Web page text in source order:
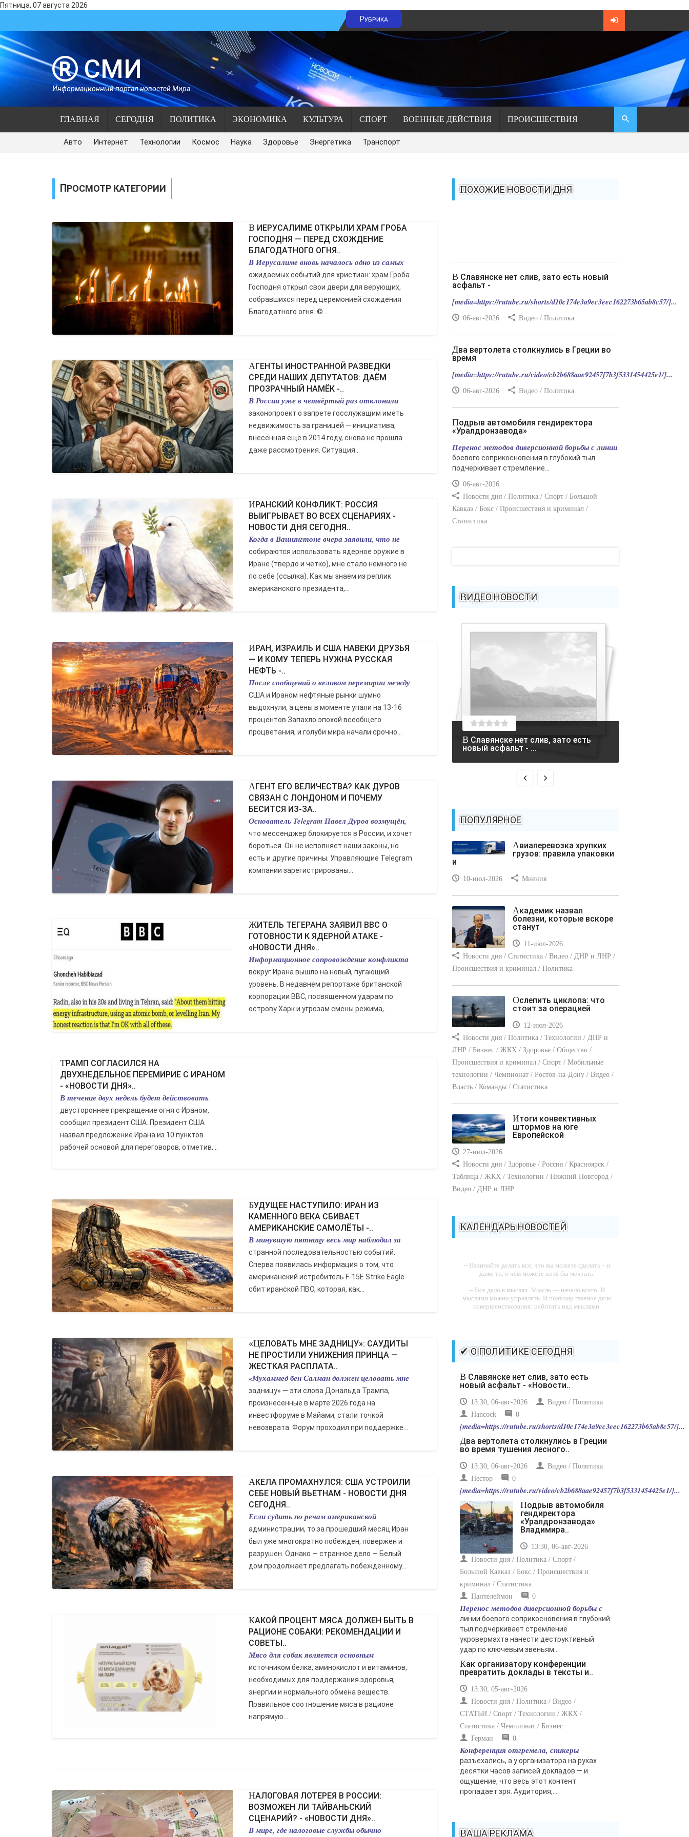
Пятница, 07 августа 2026
Рубрика
СМИ
Информационный портал новостей Мира
ГЛАВНАЯ СЕГОДНЯ ПОЛИТИКА ЭКОНОМИКА КУЛЬТУРА СПОРТ ВОЕННЫЕ ДЕЙСТВИЯ ПРОИСШЕСТВИЯ
Авто Интернет Технологии Космос Наука Здоровье Энергетика Транспорт
ПРОСМОТР КАТЕГОРИИ
В ИЕРУСАЛИМЕ ОТКРЫЛИ ХРАМ ГРОБА
ГОСПОДНЯ — ПЕРЕД СХОЖДЕНИЕ
БЛАГОДАТНОГО ОГНЯ..
В Иерусалиме вновь началось одно из самых
ожидаемых событий для христиан: храм Гроба
Господня открыл свои двери для верующих,
собравшихся перед церемонией схождения
Благодатного огня. ©...
АГЕНТЫ ИНОСТРАННОЙ РАЗВЕДКИ
СРЕДИ НАШИХ ДЕПУТАТОВ: ДАЁМ
ПРОЗРАЧНЫЙ НАМЁК -..
В России уже в четвёртый раз отклонили
законопроект о запрете госслужащим иметь
недвижимость за границей — инициатива,
внесённая ещё в 2014 году, снова не прошла
даже рассмотрения. Ситуация...
ИРАНСКИЙ КОНФЛИКТ: РОССИЯ
ВЫИГРЫВАЕТ ВО ВСЕХ СЦЕНАРИЯХ -
НОВОСТИ ДНЯ СЕГОДНЯ..
Когда в Вашингтоне вчера заявили, что не
собираются использовать ядерное оружие в
Иране (твёрдо и чётко), мне стало немного не
по себе (ссылка). Как мы знаем из реплик
американского президента,...
ИРАН, ИЗРАИЛЬ И США НАВЕКИ ДРУЗЬЯ
— И КОМУ ТЕПЕРЬ НУЖНА РУССКАЯ
НЕФТЬ -..
После сообщений о великом перемирии между
США и Ираном нефтяные рынки шумно
выдохнули, а цены в моменте упали на 13-16
процентов.Запахло эпохой всеобщего
процветания, и голуби мира начали срочно...
АГЕНТ ЕГО ВЕЛИЧЕСТВА? КАК ДУРОВ
СВЯЗАН С ЛОНДОНОМ И ПОЧЕМУ
БЕСИТСЯ ИЗ-ЗА..
Основатель Telegram Павел Дуров возмущён,
что мессенджер блокируется в России, и хочет
бороться. Он не исполняет наши законы, но
есть и другие причины. Управляющие Telegram
компании зарегистрированы...
ЖИТЕЛЬ ТЕГЕРАНА ЗАЯВИЛ BBC О
ГОТОВНОСТИ К ЯДЕРНОЙ АТАКЕ -
«НОВОСТИ ДНЯ»..
Информационное сопровождение конфликта
вокруг Ирана вышло на новый, пугающий
уровень. В недавнем репортаже британской
корпорации BBC, посвященном ударам по
острову Харк и угрозам смены режима,...
ТРАМП СОГЛАСИЛСЯ НА
ДВУХНЕДЕЛЬНОЕ ПЕРЕМИРИЕ С ИРАНОМ
- «НОВОСТИ ДНЯ»..
В течение двух недель будет действовать
двустороннее прекращение огня с Ираном,
сообщил президент США. Президент США
назвал предложение Ирана из 10 пунктов
рабочей основой для переговоров, отметив,...
БУДУЩЕЕ НАСТУПИЛО: ИРАН ИЗ
КАМЕННОГО ВЕКА СБИВАЕТ
АМЕРИКАНСКИЕ САМОЛЁТЫ -..
В минувшую пятницу весь мир наблюдал за
странной последовательностью событий.
Сперва появилась информация о том, что
американский истребитель F-15E Strike Eagle
сбит иранской ПВО, которая, как...
«ЦЕЛОВАТЬ МНЕ ЗАДНИЦУ»: САУДИТЫ
НЕ ПРОСТИЛИ УНИЖЕНИЯ ПРИНЦА —
ЖЕСТКАЯ РАСПЛАТА..
«Мухаммед бен Салман должен целовать мне
задницу» — эти слова Дональда Трампа,
произнесенные в марте 2026 года на
инвестфоруме в Майами, стали точкой
невозврата. Форум проходил при поддержке...
АКЕЛА ПРОМАХНУЛСЯ: США УСТРОИЛИ
СЕБЕ НОВЫЙ ВЬЕТНАМ - НОВОСТИ ДНЯ
СЕГОДНЯ..
Если судить по речам американской
администрации, то за прошедший месяц Иран
был уже многократно побежден, повержен и
разрушен. Однако — странное дело — Белый
дом продолжает предлагать побежденному...
КАКОЙ ПРОЦЕНТ МЯСА ДОЛЖЕН БЫТЬ В
РАЦИОНЕ СОБАКИ: РЕКОМЕНДАЦИИ И
СОВЕТЫ..
Мясо для собак является основным
источником белка, аминокислот и витаминов,
необходимых для поддержания здоровья,
энергии и нормального обмена веществ.
Правильное соотношение мяса в рационе
напрямую...
НАЛОГОВАЯ ЛОТЕРЕЯ В РОССИИ:
ВОЗМОЖЕН ЛИ ТАЙВАНЬСКИЙ
СЦЕНАРИЙ? - «НОВОСТИ ДНЯ»..
В мире, где налоговые службы обычно
ПОХОЖИЕ НОВОСТИ ДНЯ
В Славянске нет слив, зато есть новый
асфальт -
[media=https://rutube.ru/shorts/d10c174e3a9ec3eec162273b65ab8c57/]...
06-авг-2026 Видео / Политика
Два вертолета столкнулись в Греции во
время
[media=https://rutube.ru/video/cb2b688aae92457f7b3f5331454425e1/]...
06-авг-2026 Видео / Политика
Подрыв автомобиля гендиректора
«Уралдронзавода»
Перенос методов диверсионной борьбы с линии
боевого соприкосновения в глубокий тыл
подчеркивает стремление...
06-авг-2026
Новости дня / Политика / Спорт / Большой
Кавказ / Бокс / Происшествия и криминал /
Статистика
ВИДЕО НОВОСТИ
В Славянске нет слив, зато есть
новый асфальт - ...
ПОПУЛЯРНОЕ
Авиаперевозка хрупких
грузов: правила упаковки
и
10-июл-2026 Мнения
Академик назвал
болезни, которые вскоре
станут
11-июл-2026
Новости дня / Статистика / Видео / ДНР и ЛНР /
Происшествия и криминал / Политика
Ослепить циклопа: что
стоит за операцией
12-июл-2026
Новости дня / Политика / Технологии / ДНР и
ЛНР / Бизнес / ЖКХ / Здоровье / Общество /
Происшествия и криминал / Спорт / Мобильные
технологии / Чемпионат / Ростов-на-Дону / Видео /
Власть / Команды / Статистика
Итоги конвективных
штормов на юге
Европейской
27-июл-2026
Новости дня / Здоровье / Россия / Красноярск /
Таблица / ЖКХ / Технологии / Нижний Новгород /
Видео / ДНР и ЛНР
КАЛЕНДАРЬ НОВОСТЕЙ
-- Начинайте делать все, что вы можете сделать – и
даже то, о чем можете хотя бы мечтать.
-- Все дело в мыслях. Мысль — начало всего. И
мыслями можно управлять. И поэтому главное дело
совершенствования: работать над мыслями.
-- Самое большое богатство — это ум. Самая большая
нищета — глупость. Из всех страхов самый пугающий
-- Лучшее, что можно сделать с хорошим советом, это
пропустить его мимо ушей. Он никогда не бывает
полезен никому, кроме того, кто его дал.
-- Люблю давать советы и очень не люблю, когда их
✔ О ПОЛИТИКЕ СЕГОДНЯ
В Славянске нет слив, зато есть
новый асфальт - «Новости..
13:30, 06-авг-2026
Видео / Политика
Hancock
0
[media=https://rutube.ru/shorts/d10c174e3a9ec3eec162273b65ab8c57/]...
Два вертолета столкнулись в Греции
во время тушения лесного..
13:30, 06-авг-2026
Видео / Политика
Нестор
0
[media=https://rutube.ru/video/cb2b688aae92457f7b3f5331454425e1/]...
Подрыв автомобиля
гендиректора
«Уралдронзавода»
Владимира..
13:30, 06-авг-2026
Новости дня / Политика / Спорт /
Большой Кавказ / Бокс / Происшествия и
криминал / Статистика
Пантелеймон
0
Перенос методов диверсионной борьбы с
линии боевого соприкосновения в глубокий
тыл подчеркивает стремление
укровермахта нанести деструктивный
удар по ключевым звеньям...
Как организатору конференции
превратить доклады в тексты и..
13:30, 05-авг-2026
Новости дня / Политика / Видео /
СТАТЬИ / Спорт / Технологии / ЖКХ /
Статистика / Чемпионат / Бизнес
Герман
0
Конференция отгремела, спикеры
разъехались, а у организатора на руках
десятки часов записей докладов — и
ощущение, что весь этот контент
пропадает зря. Аудитория,...
ВАША РЕКЛАМА